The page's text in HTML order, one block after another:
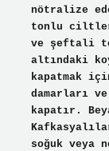
nötralize
tonlu
ve şeftali
altındaki
kapatmak
damarları
kapatır.
soğuk veya